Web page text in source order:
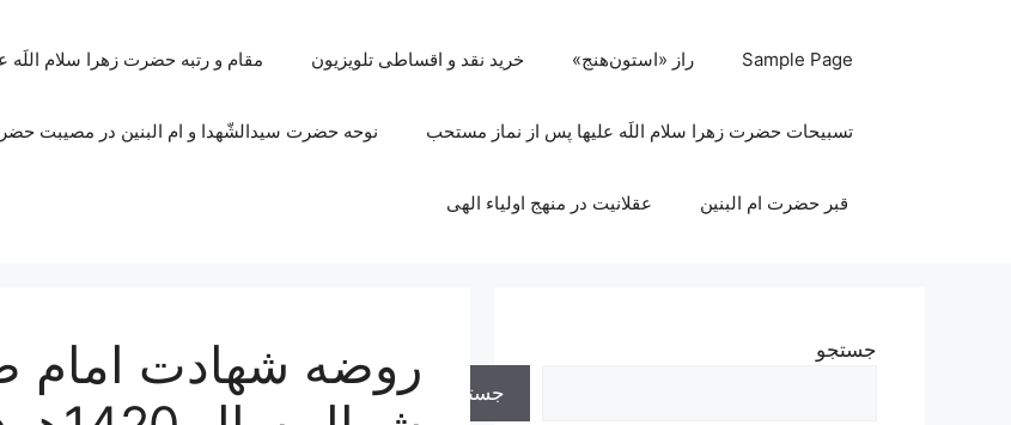
Sample Page راز «استون‌هنج» خرید نقد و اقساطی تلویزیون مقام و رتبه حضرت زهرا سلام اللَه
تسبیحات حضرت زهرا سلام اللَه علیها پس از نماز مستحب نوحه حضرت سیدالشّهدا و ام البنین در مصیبت
قبر حضرت ام البنین عقلانیت در منهج اولیاء الهی
جستجو
جستجو